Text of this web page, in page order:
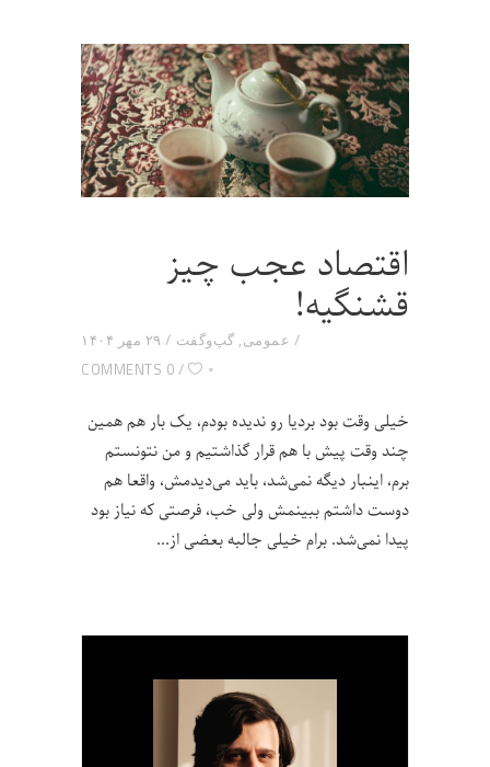
اقتصاد عجب چیز
قشنگیه!
۲۹ مهر ۱۴۰۴ عمومی, گپ‌و‌گفت
0 COMMENTS
۰
خیلی وقت بود بردیا رو ندیده بودم، یک بار هم همین
چند وقت پیش با هم قرار گذاشتیم و من نتونستم
برم، اینبار دیگه نمی‌شد، باید می‌دیدمش، واقعا هم
دوست داشتم ببینمش ولی خب، فرصتی که نیاز بود
پیدا نمی‌شد. برام خیلی جالبه بعضی از